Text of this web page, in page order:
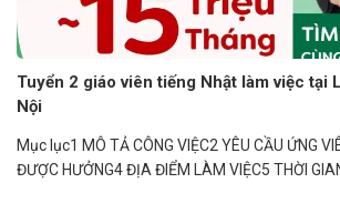
Tuyển 2 giáo viên tiếng Nhật làm việc tại
Nội
Mục lục1 MÔ TẢ CÔNG VIỆC2 YÊU CẦU ỨNG
ĐƯỢC HƯỞNG4 ĐỊA ĐIỂM LÀM VIỆC5 THỜI